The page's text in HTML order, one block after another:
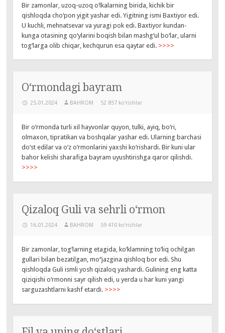
Bir zamonlar, uzoq-uzoq o‘lkalarning birida, kichik bir
qishloqda cho‘pon yigit yashar edi. Yigitning ismi Baxtiyor edi.
U kuchli, mehnatsevar va yuragi pok edi. Baxtiyor kundan-
kunga otasining qo‘ylarini boqish bilan mashg‘ul bo‘lar, ularni
tog‘larga olib chiqar, kechqurun esa qaytar edi. >>>>
O‘rmondagi bayram
25.01.2024 BAHROM 52 857 ko‘rishlar
Bir o‘rmonda turli xil hayvonlar quyon, tulki, ayiq, bo‘ri,
olmaxon, tipratikan va boshqalar yashar edi. Ularning barchasi
do‘st edilar va o‘z o‘rmonlarini yaxshi ko‘rishardi. Bir kuni ular
bahor kelishi sharafiga bayram uyushtirishga qaror qilishdi.
>>>>
Qizaloq Guli va sehrli o‘rmon
16.01.2024 BAHROM 59 410 ko‘rishlar
Bir zamonlar, tog‘larning etagida, ko‘klamning to‘liq ochilgan
gullari bilan bezatilgan, mo‘‘jazgina qishloq bor edi. Shu
qishloqda Guli ismli yosh qizaloq yashardi. Gulining eng katta
qiziqishi o‘rmonni sayr qilish edi, u yerda u har kuni yangi
sarguzashtlarni kashf etardi. >>>>